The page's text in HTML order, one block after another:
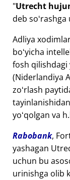
"Utrecht
deb soʻrashga
Adliya
boʻyicha
fosh
(Niderlandiya
zoʻrlash
yoʻqolgan va
Rabobank,
yashagan
uchun bu
urinishga olib